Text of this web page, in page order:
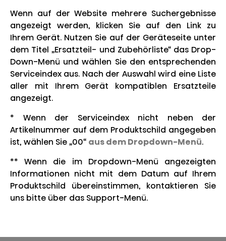
Wenn auf der Website mehrere Suchergebnisse
angezeigt werden, klicken Sie auf den Link zu
Ihrem Gerät. Nutzen Sie auf der Geräteseite unter
dem Titel „Ersatzteil- und Zubehörliste“ das Drop-
Down-Menü und wählen Sie den entsprechenden
Serviceindex aus. Nach der Auswahl wird eine Liste
aller mit Ihrem Gerät kompatiblen Ersatzteile
angezeigt.
* Wenn der Serviceindex nicht neben der
Artikelnummer auf dem Produktschild angegeben
ist, wählen Sie „00“ aus dem Dropdown-Menü.
** Wenn die im Dropdown-Menü angezeigten
Informationen nicht mit dem Datum auf Ihrem
Produktschild übereinstimmen, kontaktieren Sie
uns bitte über das Support-Menü.